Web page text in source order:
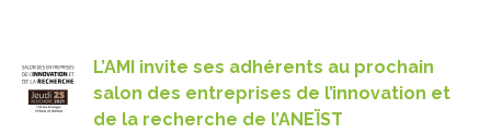
L’AMI invite ses adhérents au prochain
salon des entreprises de l’innovation et
de la recherche de l’ANEÏST